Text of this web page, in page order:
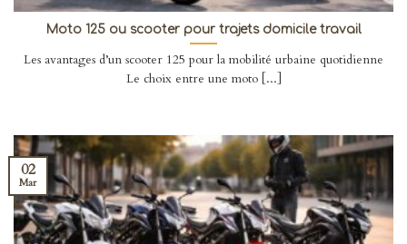
Moto 125 ou scooter pour trajets domicile travail
Les avantages d’un scooter 125 pour la mobilité urbaine quotidienne
Le choix entre une moto [...]
02
Mar